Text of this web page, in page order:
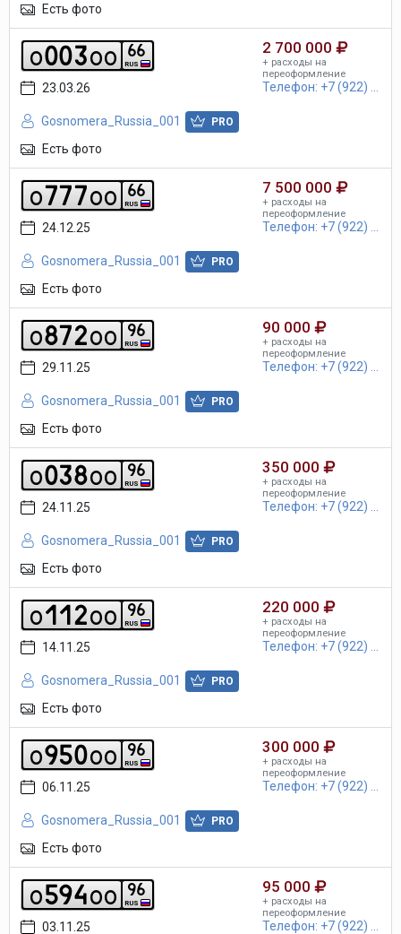
Есть фото
o003oo RUS
66
23.03.26
Gosnomera_Russia_001 PRO
Есть фото
2 700 000
+ расходы на
переоформление
Телефон: +7 (922) ...
o777oo RUS
66
24.12.25
Gosnomera_Russia_001 PRO
Есть фото
7 500 000
+ расходы на
переоформление
Телефон: +7 (922) ...
o872oo RUS
96
29.11.25
Gosnomera_Russia_001 PRO
Есть фото
90 000
+ расходы на
переоформление
Телефон: +7 (922) ...
o038oo RUS
96
24.11.25
Gosnomera_Russia_001 PRO
Есть фото
350 000
+ расходы на
переоформление
Телефон: +7 (922) ...
o112oo RUS
96
14.11.25
Gosnomera_Russia_001 PRO
Есть фото
220 000
+ расходы на
переоформление
Телефон: +7 (922) ...
o950oo RUS
96
06.11.25
Gosnomera_Russia_001 PRO
Есть фото
300 000
+ расходы на
переоформление
Телефон: +7 (922) ...
o594oo RUS
96
03.11.25
95 000
+ расходы на
переоформление
Телефон: +7 (922) ...